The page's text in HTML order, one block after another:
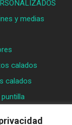
y medias
calados
calados